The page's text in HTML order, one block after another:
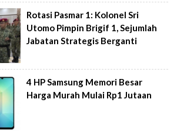
Rotasi Pasmar 1: Kolonel Sri
Utomo Pimpin Brigif 1, Sejumlah
Jabatan Strategis Berganti
4 HP Samsung Memori Besar
Harga Murah Mulai Rp1 Jutaan